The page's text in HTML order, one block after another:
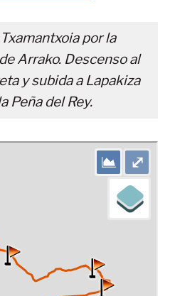
por la
Arrako. Descenso al
y subida a Lapakiza
Peña del Rey.